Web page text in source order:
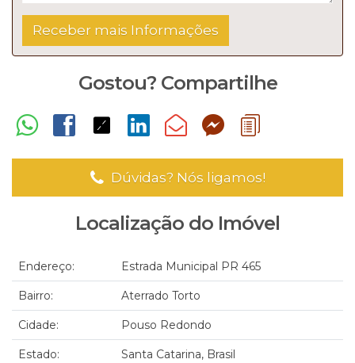
Gostou? Compartilhe
Dúvidas? Nós ligamos!
Localização do Imóvel
Endereço: Estrada Municipal PR 465
Bairro: Aterrado Torto
Cidade: Pouso Redondo
Estado: Santa Catarina, Brasil